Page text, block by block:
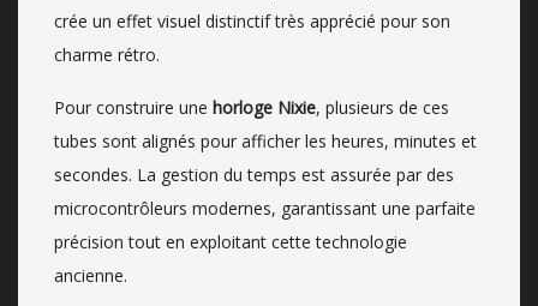
crée un effet visuel distinctif très apprécié pour son
charme rétro.
Pour construire une horloge Nixie, plusieurs de ces
tubes sont alignés pour afficher les heures, minutes et
secondes. La gestion du temps est assurée par des
microcontrôleurs modernes, garantissant une parfaite
précision tout en exploitant cette technologie
ancienne.